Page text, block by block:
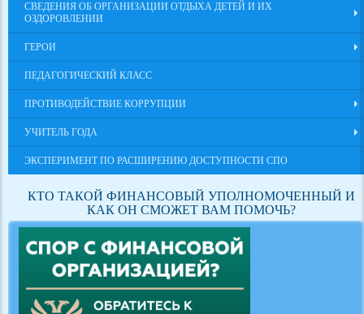
СВЕДЕНИЯ ОБ ОРГАНИЗАЦИИ ОТДЫХА ДЕТЕЙ И ИХ
ОЗДОРОВЛЕНИИ
ГЕРОИ
ПЕДАГОГИЧЕСКИЙ КЛАСС
ПРОТИВОДЕЙСТВИЕ КОРРУПЦИИ
УЧИТЕЛЬ ГОДА
ЭКСПЕРИМЕНТ ПО РАСШИРЕНИЮ ДОСТУПНОСТИ СПО
КТО ТАКОЙ ФИНАНСОВЫЙ УПОЛНОМОЧЕННЫЙ И
КАК ОН СМОЖЕТ ВАМ ПОМОЧЬ?